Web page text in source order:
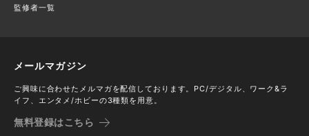
監修者一覧
メールマガジン
ご興味に合わせたメルマガを配信しております。PC/デジタル、ワーク&ラ
イフ、エンタメ/ホビーの3種類を用意。
無料登録はこちら